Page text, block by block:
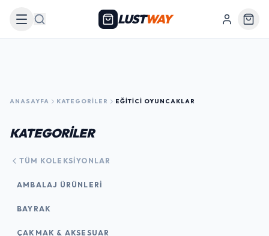
Arama LUSTWAY
ANASAYFA KATEGORILER EĞITICI OYUNCAKLAR
KATEGORİLER
TÜM KOLEKSIYONLAR
AMBALAJ ÜRÜNLERI
BAYRAK
ÇAKMAK & AKSESUAR